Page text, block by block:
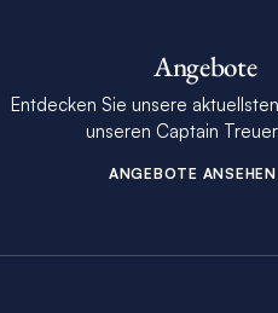
Angebote
Entdecken Sie unsere
unseren Captain
ANGEBOTE ANSEHEN